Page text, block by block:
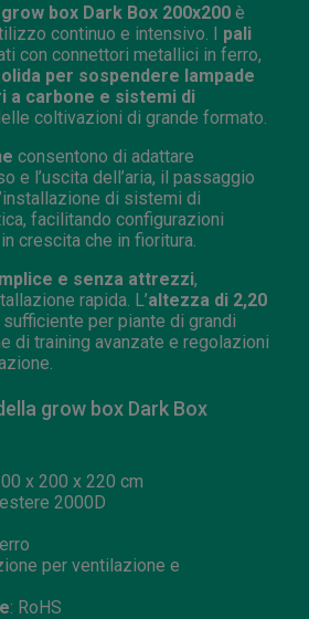
box Dark Box 200x200 è
continuo e intensivo. I pali
con connettori metallici in ferro,
per sospendere lampade
a carbone e sistemi di
coltivazioni di grande formato.
consentono di adattare
e l’uscita dell’aria, il passaggio
di sistemi di
facilitando configurazioni
crescita che in fioritura.
e senza attrezzi,
rapida. L’altezza di 2,20
per piante di grandi
di training avanzate e regolazioni
grow box Dark Box
x 200 x 220 cm
2000D
per ventilazione e
: RoHS